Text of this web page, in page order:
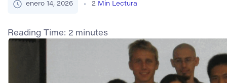
enero 14, 2026 2 Min Lectura
Reading Time: 2 minutes